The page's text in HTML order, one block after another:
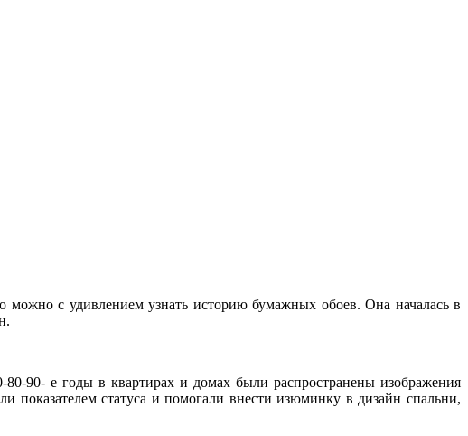
можно с удивлением узнать историю бумажных обоев. Она началась в
90- е годы в квартирах и домах были распространены изображения
статуса и помогали внести изюминку в дизайн спальни,